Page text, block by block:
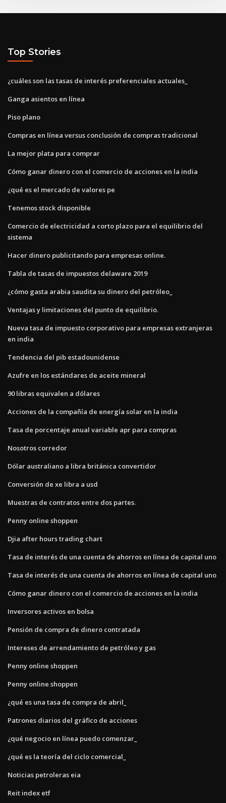
Top Stories
¿cuáles son las tasas de interés preferenciales actuales_
Ganga asientos en línea
Piso plano
Compras en línea versus conclusión de compras tradicional
La mejor plata para comprar
Cómo ganar dinero con el comercio de acciones en la india
¿qué es el mercado de valores pe
Tenemos stock disponible
Comercio de electricidad a corto plazo para el equilibrio del
sistema
Hacer dinero publicitando para empresas online.
Tabla de tasas de impuestos delaware 2019
¿cómo gasta arabia saudita su dinero del petróleo_
Ventajas y limitaciones del punto de equilibrio.
Nueva tasa de impuesto corporativo para empresas extranjeras
en india
Tendencia del pib estadounidense
Azufre en los estándares de aceite mineral
90 libras equivalen a dólares
Acciones de la compañía de energía solar en la india
Tasa de porcentaje anual variable apr para compras
Nosotros corredor
Dólar australiano a libra británica convertidor
Conversión de xe libra a usd
Muestras de contratos entre dos partes.
Penny online shoppen
Djia after hours trading chart
Tasa de interés de una cuenta de ahorros en línea de capital uno
Tasa de interés de una cuenta de ahorros en línea de capital uno
Cómo ganar dinero con el comercio de acciones en la india
Inversores activos en bolsa
Pensión de compra de dinero contratada
Intereses de arrendamiento de petróleo y gas
Penny online shoppen
Penny online shoppen
¿qué es una tasa de compra de abril_
Patrones diarios del gráfico de acciones
¿qué negocio en línea puedo comenzar_
¿qué es la teoría del ciclo comercial_
Noticias petroleras eia
Reit index etf